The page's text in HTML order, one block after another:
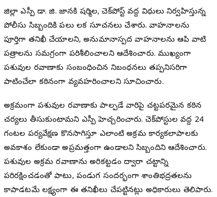
జిల్లా ఎస్పీ డా. జి. జానకి షర్మిల, చెక్‌పోస్ట్ వద్ద విధులు నిర్వహిస్తున్న
పోలీసు సిబ్బందికి పలు కీలక సూచనలు చేశారు. వాహనాలను
పూర్తిగా తనిఖీ చేయాలని, అనుమానాస్పద వాహనాలను ఆపి వాటి
పత్రాలను సమగ్రంగా పరిశీలించాలని ఆదేశించారు. ముఖ్యంగా
పశువుల రవాణాకు సంబంధించిన నిబంధనలు తప్పనిసరిగా
పాటించేలా కఠినంగా వ్యవహరించాలని సూచించారు.
అక్రమంగా పశువుల రవాణాకు పాల్పడే వారిపై చట్టపరమైన కఠిన
చర్యలు తీసుకుంటామని ఎస్పీ హెచ్చరించారు. చెక్‌పోస్టుల వద్ద 24
గంటల పర్యవేక్షణ కొనసాగిస్తూ ఎలాంటి అక్రమ కార్యకలాపాలకు
అవకాశం లేకుండా అప్రమత్తంగా ఉండాలని సిబ్బందిని ఆదేశించారు.
పశువుల అక్రమ రవాణాను అరికట్టడం ద్వారా చట్టాన్ని
పరిరక్షించడంతో పాటు, పండుగ సందర్భంగా శాంతిభద్రతలను
కాపాడటమే లక్ష్యంగా ఈ తనిఖీలు చేపట్టినట్లు అధికారులు తెలిపారు.